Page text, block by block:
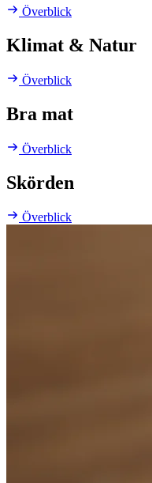
Överblick
Klimat & Natur
Överblick
Bra mat
Överblick
Skörden
Överblick